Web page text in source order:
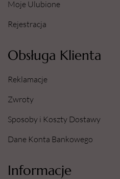
Moje Ulubione
Rejestracja
Obsługa Klienta
Reklamacje
Zwroty
Sposoby i Koszty Dostawy
Dane Konta Bankowego
Informacje